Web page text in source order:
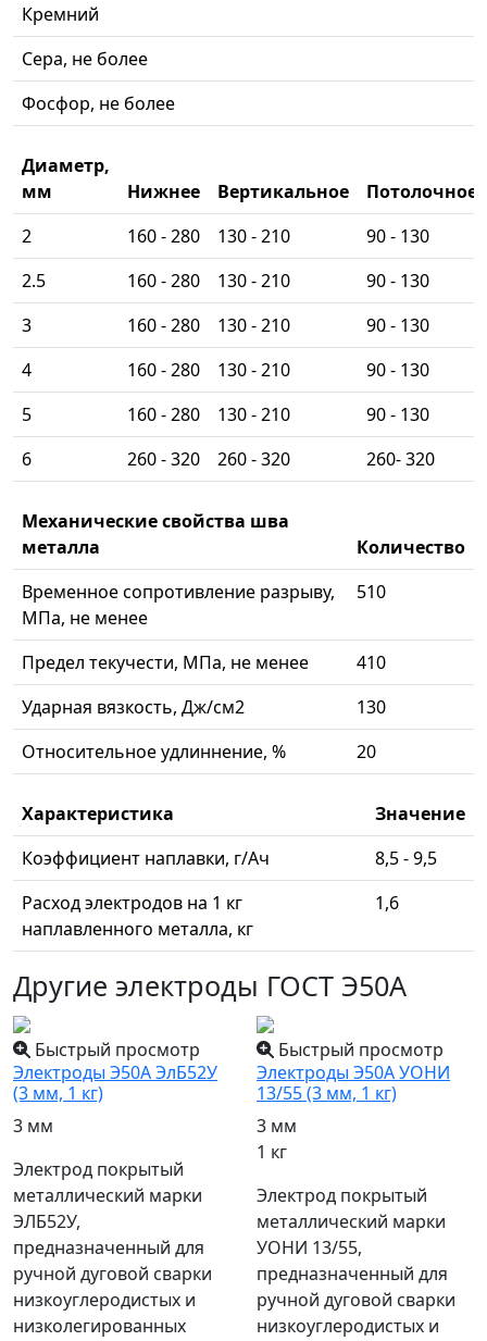
Кремний
Сера, не более
Фосфор, не более
Диаметр,
мм
Нижнее Вертикальное
Потолочное
2
160 - 280 130 - 210
90 - 130
2.5
160 - 280 130 - 210
90 - 130
3
160 - 280 130 - 210
90 - 130
4
160 - 280 130 - 210
90 - 130
5
160 - 280 130 - 210
90 - 130
6
260 - 320 260 - 320 260- 320
Механические свойства шва
металла
Количество
Временное сопротивление разрыву,
МПа, не менее
510
Предел текучести, МПа, не менее
410
Ударная вязкость, Дж/см2
130
Относительное удлиннение, %
20
Характеристика
Значение
Коэффициент наплавки, г/Ач
8,5 - 9,5
Расход электродов на 1 кг
наплавленного металла, кг
1,6
Другие электроды ГОСТ Э50А
Быстрый просмотр
Электроды Э50А ЭлБ52У
(3 мм, 1 кг)
3 мм
Электрод покрытый
металлический марки
ЭЛБ52У,
предназначенный для
ручной дуговой сварки
низкоуглеродистых и
низколегированных
Быстрый просмотр
Электроды Э50А УОНИ
13/55 (3 мм, 1 кг)
3 мм
1 кг
Электрод покрытый
металлический марки
УОНИ 13/55,
предназначенный для
ручной дуговой сварки
низкоуглеродистых и